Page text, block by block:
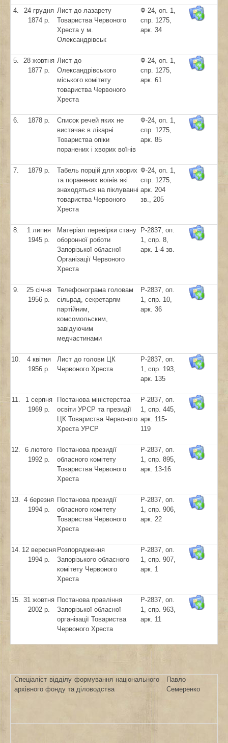
4.
24 грудня
1874 р.
Лист до лазарету
Товариства Червоного
Хреста у м.
Олександрівськ
Ф-24, оп. 1,
спр. 1275,
арк. 34
5.
28 жовтня
1877 р.
Лист до
Олександрівського
міського комітету
товариства Червоного
Хреста
Ф-24, оп. 1,
спр. 1275,
арк. 61
6. 1878 р.
Список речей яких не
вистачає в лікарні
Товариства опіки
поранених і хворих воїнів
Ф-24, оп. 1,
спр. 1275,
арк. 85
7. 1879 р.
Табель порцій для хворих
та поранених воїнів які
знаходяться на піклуванні
товариства Червоного
Хреста
Ф-24, оп. 1,
спр. 1275,
арк. 204
зв., 205
8.
1 липня
1945 р.
Матеріал перевірки стану
оборонної роботи
Запорізької обласної
Організації Червоного
Хреста
Р-2837, оп.
1, спр. 8,
арк. 1-4 зв.
9.
25 січня
1956 р.
Телефонограма головам
сільрад, секретарям
партійним,
комсомольским,
завідуючим
медчастинами
Р-2837, оп.
1, спр. 10,
арк. 36
10.
4 квітня
1956 р.
Лист до голови ЦК
Червоного Хреста
Р-2837, оп.
1, спр. 193,
арк. 135
11.
1 серпня
1969 р.
Постанова міністерства
освіти УРСР та президії
ЦК Товариства Червоного
Хреста УРСР
Р-2837, оп.
1, спр. 445,
арк. 115-
119
12.
6 лютого
1992 р.
Постанова президії
обласного комітету
Товариства Червоного
Хреста
Р-2837, оп.
1, спр. 895,
арк. 13-16
13. 4 березня
1994 р.
Постанова президії
обласного комітету
Товариства Червоного
Хреста
Р-2837, оп.
1, спр. 906,
арк. 22
14. 12 вересня
1994 р.
Розпорядження
Запорізького обласного
комітету Червоного
Хреста
Р-2837, оп.
1, спр. 907,
арк. 1
15. 31 жовтня
2002 р.
Постанова правління
Запорізької обласної
організації Товариства
Червоного Хреста
Р-2837, оп.
1, спр. 963,
арк. 11
Спеціаліст відділу формування національного
архівного фонду та діловодства
Павло
Семеренко